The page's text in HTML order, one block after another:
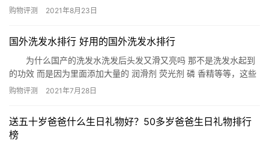
保暖内衣前十品牌介绍。 保暖内衣品牌排行榜 1.七匹狼 价格：
技术企业，上市公司，素有“茄克专家&rdqu…
购物评测 2021年8月23日
国外洗发水排行 好用的国外洗发水排行
为什么国产的洗发水洗发后头发又滑又亮吗 那不是洗发水起到
的功效 而是因为里面添加大量的 润滑剂 荧光剂 磷 香精等等，这些
东西会让你洗发后头发变得无比的顺滑 黑亮 有的洗发水洗完后就像
有哪些好用的国外洗发水呢?下面网小编就来为你分享好用的…
购物评测 2021年7月28日
送五十岁爸爸什么生日礼物好？50多岁爸爸生日礼物排行
榜